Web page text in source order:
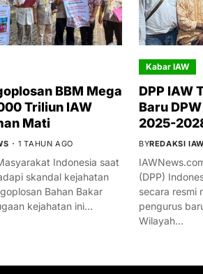
BBM Mega
Triliun IAW
Mati
1 TAHUN AGO
Indonesia saat
skandal kejahatan
Bahan Bakar
kejahatan ini…
Kabar IAW
DPP IAW
Baru
2025-
BYREDAKSI
(DPP)
secara resmi
pengurus
Wilayah…